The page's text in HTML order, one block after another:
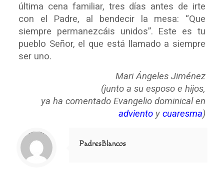
última cena familiar, tres días antes de irte
con el Padre, al bendecir la mesa: “Que
siempre permanezcáis unidos”. Este es tu
pueblo Señor, el que está llamado a siempre
ser uno.
Mari Ángeles Jiménez
(junto a su esposo e hijos,
ya ha comentado Evangelio dominical en
adviento ycuaresma)
Notice
: Trying to access array offset on value of type null in
/home/misioner/public_html/padresblancos/themes/betheme/includes/content-single.php
on line
286
PadresBlancos